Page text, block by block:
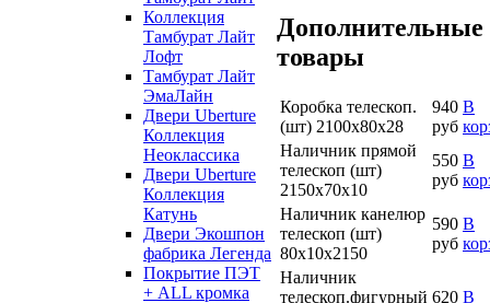
Коллекция
Тамбурат Лайт
Лофт
Тамбурат Лайт
ЭмаЛайн
Двери Uberture
Коллекция
Неоклассика
Двери Uberture
Коллекция
Катунь
Двери Экошпон
фабрика Легенда
Покрытие ПЭТ
+ ALL кромка
Дополнительные
товары
Коробка телескоп.
(шт) 2100х80х28
940
руб
В
Наличник прямой
телескоп (шт)
2150х70х10
550
руб
В
Наличник канелюр
телескоп (шт)
80х10х2150
590
руб
В
Наличник
телескоп.фигурный 620 В